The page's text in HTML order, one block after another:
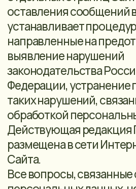
Федерации в области
данных.
Оператор обеспечивает защиту
обрабатываемых персональных
от несанкционированного
разглашения, неправомерного
использования или утраты в
соответствии с требованиями
персональных данных.
Оператор имеет право вносить
изменения в настоящее
внесении изменений в заголовке
Положения указывается дата
последнего обновления редакции.
Новая редакция Положения
силу с момента ее размещения на
если иное не предусмотрено
редакцией Положения.